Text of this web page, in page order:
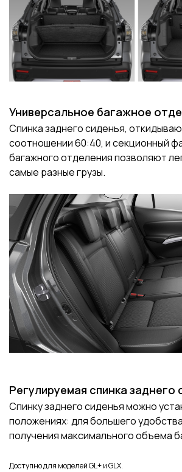
Универсальное багажное
Спинка заднего сиденья,
соотношении 60:40, и секционный
багажного отделения позволяют
самые разные грузы.
Регулируемая спинка заднего
Спинку заднего сиденья можно
положениях: для большего
получения максимального объема
Доступно для моделей GL+ и GLX.